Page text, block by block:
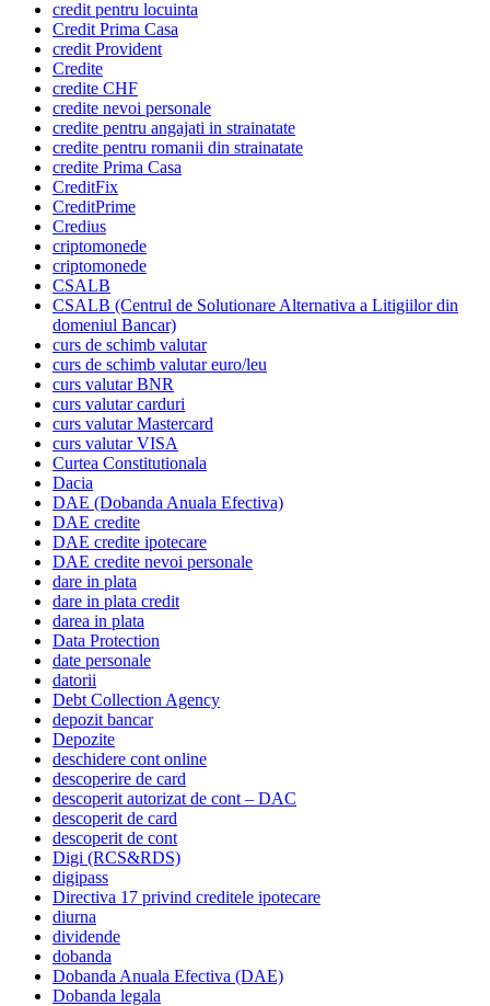
credit pentru locuinta
Credit Prima Casa
credit Provident
Credite
credite CHF
credite nevoi personale
credite pentru angajati in strainatate
credite pentru romanii din strainatate
credite Prima Casa
CreditFix
CreditPrime
Credius
criptomonede
criptomonede
CSALB
CSALB (Centrul de Solutionare Alternativa a Litigiilor din
domeniul Bancar)
curs de schimb valutar
curs de schimb valutar euro/leu
curs valutar BNR
curs valutar carduri
curs valutar Mastercard
curs valutar VISA
Curtea Constitutionala
Dacia
DAE (Dobanda Anuala Efectiva)
DAE credite
DAE credite ipotecare
DAE credite nevoi personale
dare in plata
dare in plata credit
darea in plata
Data Protection
date personale
datorii
Debt Collection Agency
depozit bancar
Depozite
deschidere cont online
descoperire de card
descoperit autorizat de cont – DAC
descoperit de card
descoperit de cont
Digi (RCS&RDS)
digipass
Directiva 17 privind creditele ipotecare
diurna
dividende
dobanda
Dobanda Anuala Efectiva (DAE)
Dobanda legala